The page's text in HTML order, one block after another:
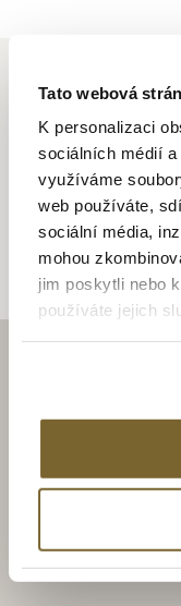
Tato webová
K personalizaci
sociálních médií
využíváme
web používáte,
sociální média,
mohou
jim poskytli nebo
používáte jejich
ALTMAN
Altman Jewellery
HODINKY
BUĎTE S